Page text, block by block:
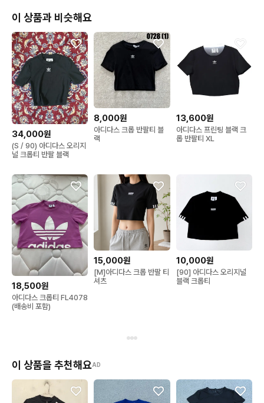
이 상품과 비슷해요
34,000원
(S / 90) 아디다스 오리지
널 크롭티 반팔 블랙
8,000원
아디다스 크롭 반팔티 블
랙
13,600원
아디다스 프린팅 블랙 크
롭 반팔티 XL
18,500원
아디다스 크롭티 FL4078
(배송비 포함)
15,000원
[M]아디다스 크롭 반팔 티
셔츠
10,000원
[90] 아디다스 오리지널
블랙 크롭티
이 상품을 추천해요AD